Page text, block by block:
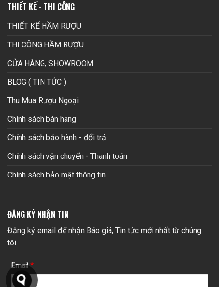
THIẾT KẾ - THI CÔNG
THIẾT KẾ HẦM RƯỢU
THI CÔNG HẦM RƯỢU
CỬA HÀNG, SHOWROOM
BLOG ( TIN TỨC )
Thu Mua Rượu Ngoại
Chính sách bán hàng
Chính sách bảo hành - đổi trả
Chính sách vận chuyển - Thanh toán
Chính sách bảo mật thông tin
ĐĂNG KÝ NHẬN TIN
Đăng ký email để nhận Báo giá, Tin tức mới nhất từ chúng
tôi
Email*